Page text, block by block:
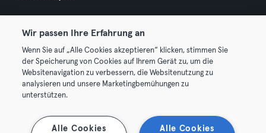
© 2026 Urban Sports Group GmbH. All rights reserved.
Términos y condiciones
Rescindir contratos aquí Desistir de contratos aquí
Wir passen Ihre Erfahrung an
Wenn Sie auf „Alle Cookies akzeptieren“ klicken, stimmen Sie
der Speicherung von Cookies auf Ihrem Gerät zu, um die
Websitenavigation zu verbessern, die Websitenutzung zu
analysieren und unsere Marketingbemühungen zu
unterstützen.
Alle Cookies
Alle Cookies